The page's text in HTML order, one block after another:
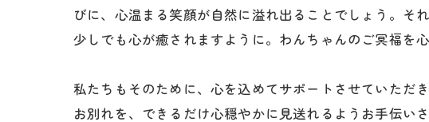
びに、心温まる笑顔が自然に溢れ出ることでしょう。そ
少しでも心が癒されますように。わんちゃんのご冥福を
私たちもそのために、心を込めてサポートさせていただ
お別れを、できるだけ心穏やかに見送れるようお手伝い